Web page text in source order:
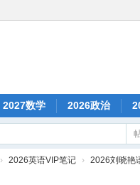
2027数学 2026政治
› 2026英语VIP笔记 › 2026刘晓艳